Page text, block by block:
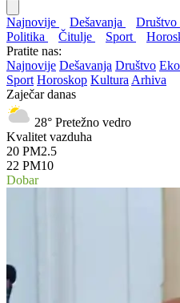
Najnovije Dešavanja Društvo
Politika
Čitulje Sport
Pratite nas:
Najnovije Dešavanja Društvo
Sport Horoskop Kultura Arhiva
Zaječar danas
28° Pretežno vedro
Kvalitet vazduha
20 PM2.5
22 PM10
Dobar